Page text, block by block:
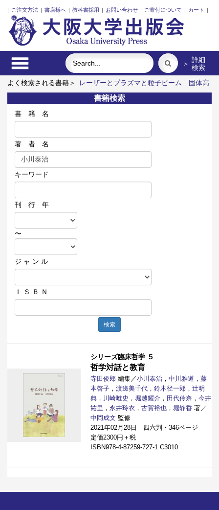
| ご注文方法 | 書店様へ | 教科書採用 | お問い合わせ | ご寄付について | カート |
＞ 詳細
検索
よく検索される書籍＞
レーザーとプラズマと粒子ビーム
固体高
分子形燃料電池要素材料・水素貯蔵材料の知的設計
アートエリ
アB1 5周年記念記録集 上方遊歩46景
インドネシア上演芸術
の世界
日本を彩る香りの記憶
書籍検索
書 籍 名
著 者 名
キーワード
刊 行 年
〜
ジ ャ ン ル
Ｉ Ｓ Ｂ Ｎ
検索
シリーズ臨床哲学 ５
哲学対話と教育
寺田俊郎 編集／小川泰治 ， 中川雅道 ， 藤
本啓子 ， 渡邊美千代 ， 鈴木径一郎 ， 辻明
典 ， 川崎唯史 ， 堀越耀介 ， 田代伶奈 ， 今井
祐里 ， 永井玲衣 ， 古賀裕也 ， 堀静香 著／
中岡成文 監修
2021年02月28日 四六判・346ページ
定価2300円＋税
ISBN978-4-87259-727-1 C3010